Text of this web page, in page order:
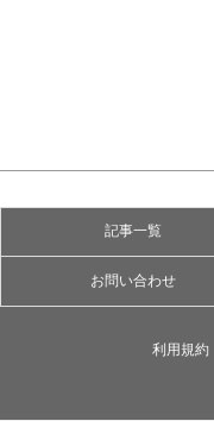
記事一覧
お問い合わせ
利用規約